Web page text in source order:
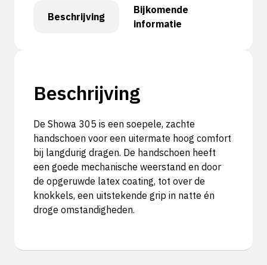
Beschrijving
Bijkomende
informatie
Beschrijving
De Showa 305 is een soepele, zachte
handschoen voor een uitermate hoog comfort
bij langdurig dragen. De handschoen heeft
een goede mechanische weerstand en door
de opgeruwde latex coating, tot over de
knokkels, een uitstekende grip in natte én
droge omstandigheden.